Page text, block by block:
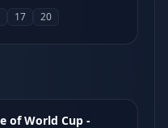
17 20
of World Cup -